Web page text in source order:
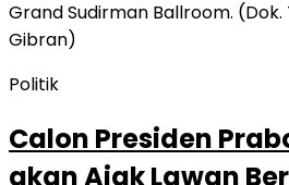
Politik
Calon Presiden
akan Ajak Lawan